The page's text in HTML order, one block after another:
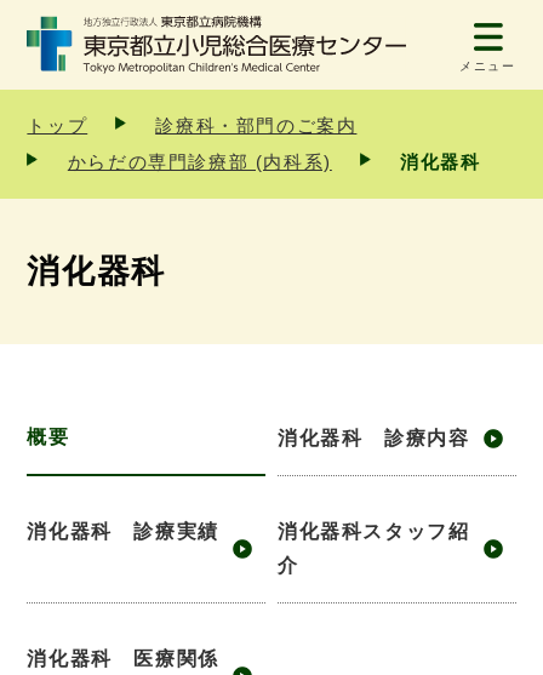
メニュー
トップ
診療科・部門のご案内
からだの専門診療部 (内科系)
消化器科
消化器科
概要 消化器科 診療内容
消化器科 診療実績
消化器科スタッフ紹
介
消化器科 医療関係